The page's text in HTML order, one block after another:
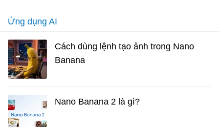
Ứng dụng AI
Cách dùng lệnh tạo ảnh trong Nano
Banana
Nano Banana 2 là gì?